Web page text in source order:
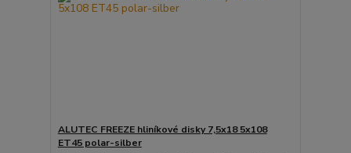
ALUTEC FREEZE hliníkové disky 7,5x18 5x108
ET45 polar-silber